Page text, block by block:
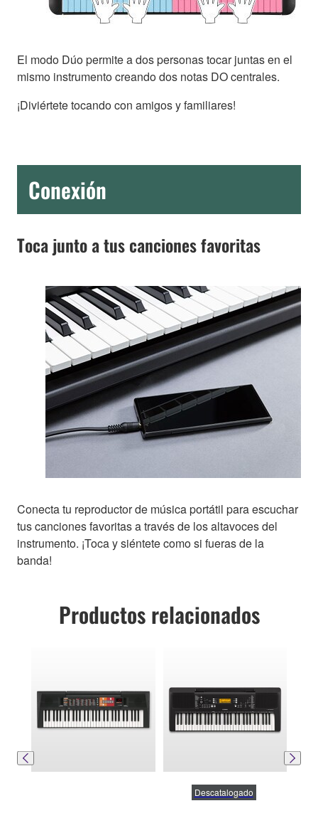
El modo Dúo permite a dos personas tocar juntas en el
mismo instrumento creando dos notas DO centrales.
¡Diviértete tocando con amigos y familiares!
Conexión
Toca junto a tus canciones favoritas
Conecta tu reproductor de música portátil para escuchar
tus canciones favoritas a través de los altavoces del
instrumento. ¡Toca y siéntete como si fueras de la
banda!
Productos relacionados
Descatalogado